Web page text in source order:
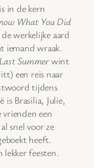
in de kern
What You Did
werkelijke aard
iemand wraak.
Summerwint
een reis naar
tijdens
is Brasilia, Julie,
een
snel voor ze
heeft.
lekker feesten.